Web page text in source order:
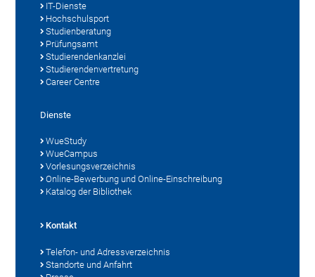
IT-Dienste
Hochschulsport
Studienberatung
Prüfungsamt
Studierendenkanzlei
Studierendenvertretung
Career Centre
Dienste
WueStudy
WueCampus
Vorlesungsverzeichnis
Online-Bewerbung und Online-Einschreibung
Katalog der Bibliothek
Kontakt
Telefon- und Adressverzeichnis
Standorte und Anfahrt